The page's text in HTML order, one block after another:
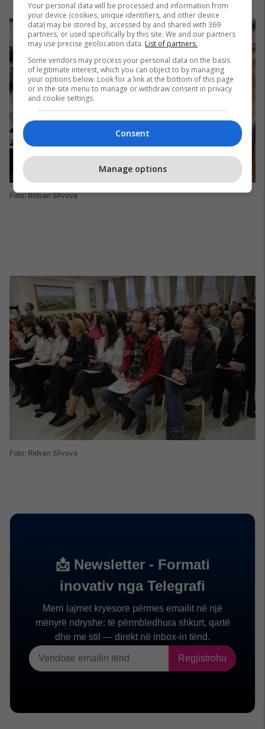
Foto: Ridvan Slivova
Foto: Ridvan Slivova
Your personal data will be processed and information from
your device (cookies, unique identifiers, and other device
data) may be stored by, accessed by and shared with 369
partners, or used specifically by this site. We and our partners
may use precise geolocation data. List of partners.
Some vendors may process your personal data on the basis
of legitimate interest, which you can object to by managing
your options below. Look for a link at the bottom of this page
or in the site menu to manage or withdraw consent in privacy
and cookie settings.
Consent
Manage options